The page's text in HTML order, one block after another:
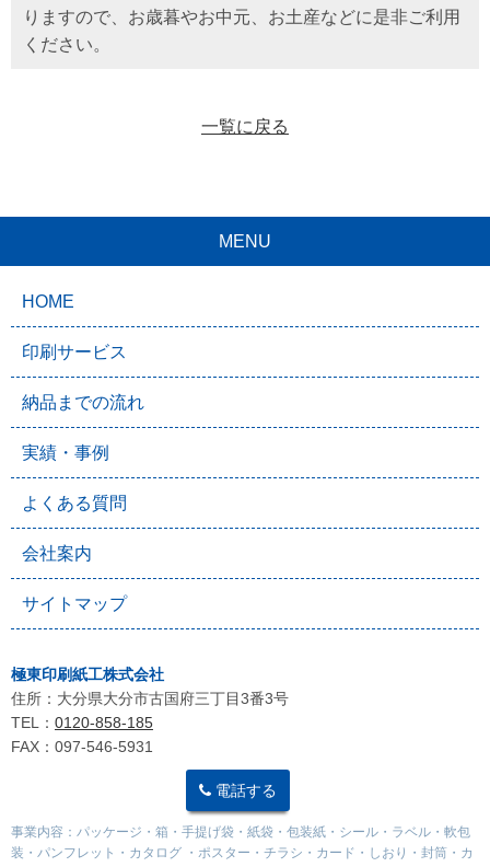
りますので、お歳暮やお中元、お土産などに是非ご利用
ください。
一覧に戻る
MENU
HOME
印刷サービス
納品までの流れ
実績・事例
よくある質問
会社案内
サイトマップ
極東印刷紙工株式会社
住所：大分県大分市古国府三丁目3番3号
TEL： 0120-858-185
FAX：097-546-5931
電話する
事業内容：パッケージ・箱・手提げ袋・紙袋・包装紙・シール・ラベル・軟包
装・パンフレット・カタログ ・ポスター・チラシ・カード・しおり・封筒・カ